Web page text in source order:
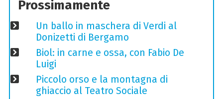
Prossimamente
Un ballo in maschera di Verdi al
Donizetti di Bergamo
Biol: in carne e ossa, con Fabio De
Luigi
Piccolo orso e la montagna di
ghiaccio al Teatro Sociale